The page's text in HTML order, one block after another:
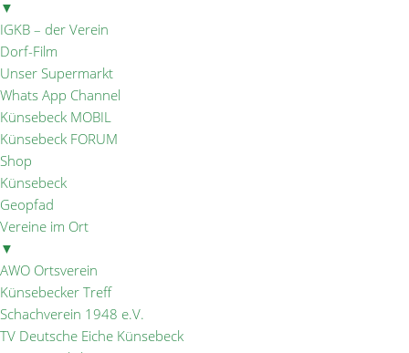
▼
IGKB – der Verein
Dorf-Film
Unser Supermarkt
Whats App Channel
Künsebeck MOBIL
Künsebeck FORUM
Shop
Künsebeck
Geopfad
Vereine im Ort
▼
AWO Ortsverein
Künsebecker Treff
Schachverein 1948 e.V.
TV Deutsche Eiche Künsebeck